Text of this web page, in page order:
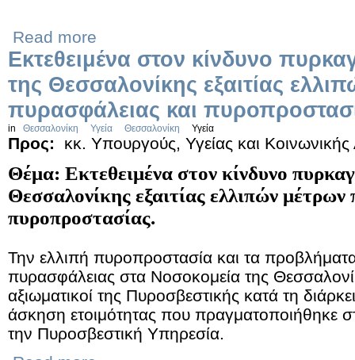
Read more
Εκτεθειμένα στον κίνδυνο
της Θεσσαλονίκης εξαιτίας
πυρασφάλειας και
in Θεσσαλονίκη Υγεία Θεσσαλονίκη Υγεία
Προς: κκ. Υπουργούς, Υγείας και
Θέμα: Εκτεθειμένα στον κίνδυνο
Θεσσαλονίκης εξαιτίας ελλιπών
πυροπροστασίας.
Την ελλιπή πυροπροστασία και τα
πυρασφάλειας στα Νοσοκομεία της
αξιωματικοί της Πυροσβεστικής κατά τη
άσκηση ετοιμότητας που
την Πυροσβεστική Υπηρεσία.